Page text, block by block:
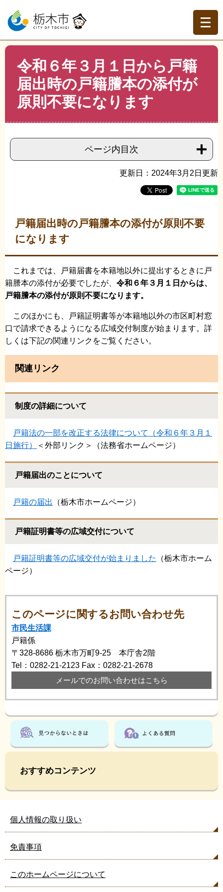
ー
の
先
ニ
ー
を
へ
トップページ >分類でさがす > くらしの情報 >住民票・
戸籍 > 戸籍の届出 > 令和６年３月１日から戸籍届出時の戸
籍謄本の添付が原則不要になります
令和６年３月１日から戸籍
届出時の戸籍謄本の添付が
原則不要になります
ページ内目次
更新日：2024年3月2日更新
戸籍届出時の戸籍謄本の添付が原則不要
になります
これまでは、戸籍届書を本籍地以外に提出するときに戸
籍謄本の添付が必要でしたが、 令和６年３月１日からは、
戸籍謄本の添付が原則不要になります。
このほかにも、戸籍証明書等が本籍地以外の市区町村窓
口で請求できるようになる広域交付制度が始まります。詳
しくは下記の関連リンクをご覧ください。
関連リンク
制度の詳細について
戸籍法の一部を改正する法律について（令和６年３月１
日施行）
＜外部リンク＞ （法務省ホームページ）
戸籍届出のことについて
戸籍の届出 （栃木市ホームページ）
戸籍証明書等の広域交付について
戸籍証明書等の広域交付が始まりました
（栃木市ホーム
ページ）
このページに関するお問い合わせ先
市民生活課
戸籍係
〒328-8686 栃木市万町9-25 本庁舎2階
Tel：0282-21-2123 Fax：0282-21-2678
メールでのお問い合わせはこちら
おすすめコンテンツ
個人情報の取り扱い
免責事項
このホームページについて